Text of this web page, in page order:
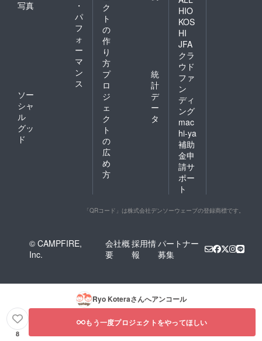
写真
・
パ
フ
ォ
ー
マ
ン
ス
ソー
シャ
ル
グッ
ド
ク
ト
の
作
り
方
プ
ロ
ジ
ェ
ク
ト
の
広
め
方
統
計
デ
ー
タ
HIO
KOS
HI
JFA
クラ
ウド
ファ
ン
ディ
ング
mac
hi-ya
補助
金申
請サ
ポー
ト
「QRコード」は株式会社デンソーウェーブの登録商標です。
© CAMPFIRE,
Inc.
会社概
要
採用情
報
パートナー
募集
Ryo Koteraさんへアンコール
8
もう一度プロジェクトをやってほしい